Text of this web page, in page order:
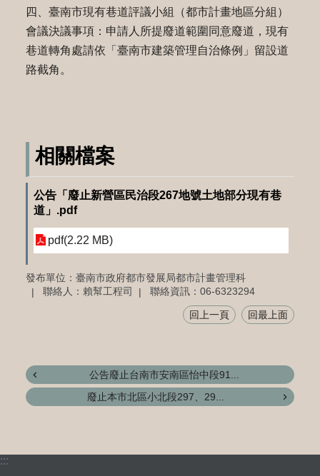
四、臺南市現有巷道評議小組（都市計畫地區分組）
會議決議事項：申請人所提廢道範圍同意廢道，現有
巷道轉角處請依「臺南市建築管理自治條例」留設道
路截角。
相關檔案
公告「廢止新營區民治段267地號土地部分現有巷
道」.pdf
pdf(2.22 MB)
發布單位：臺南市政府都市發展局都市計畫管理科
聯絡人：賴幫工程司
聯絡資訊：06-6323294
回上一頁 回最上面
公告廢止台南市安南區怡中段91...
廢止本市北區小北段297、29...
:::